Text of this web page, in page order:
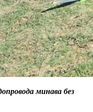
минава без